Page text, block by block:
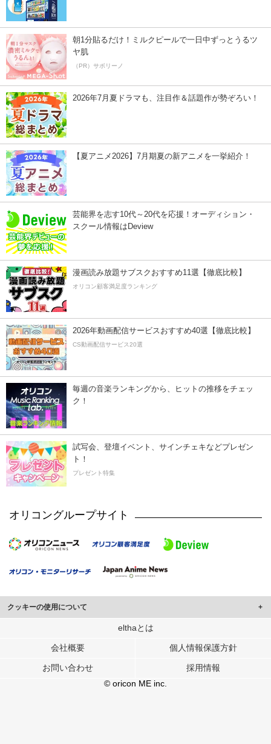
朝1分貼るだけ！ミルクピールで一日中ずっとうるツ
ヤ肌
（PR）サボリーノ
2026年7月夏ドラマも、注目作＆話題作が勢ぞろい！
【夏アニメ2026】7月期夏の新アニメを一挙紹介！
芸能界を志す10代～20代を応援！オーディション・
スクール情報はDeview
漫画読み放題サブスクおすすめ11選【徹底比較】
オリコン顧客満足度ランキング
2026年動画配信サービスおすすめ40選【徹底比較】
CS動画配信サービス20選
毎週の音楽ランキングから、ヒットの推移をチェッ
ク！
試写会、登壇イベント、サインチェキなどプレゼン
ト！
プレゼント特集
オリコングループサイト
クッキーの使用について
このサイトでは Cookie を使用して、ユーザーに合わせたコンテンツや広告の
行っています。
メディアや広告配信、データ解析の各パートナーに提供しています。
各パートナーは、この情報とユーザーが各パートナーに提供した他の情報や、
ユーザーが各パートナーのサービスを使用したときに収集した他の情報を組み
elthaとは
会社概要 個人情報保護方針
お問い合わせ
採用情報
© oricon ME inc.